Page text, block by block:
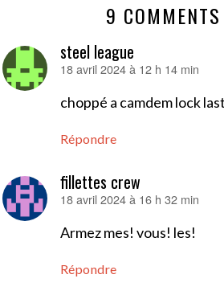
9 COMMENTS
steel league
dit :
18 avril 2024 à 12 h 14 min
choppé a camdem lock
Répondre
fillettes crew
dit :
18 avril 2024 à 16 h 32 min
Armez mes! vous! les!
Répondre